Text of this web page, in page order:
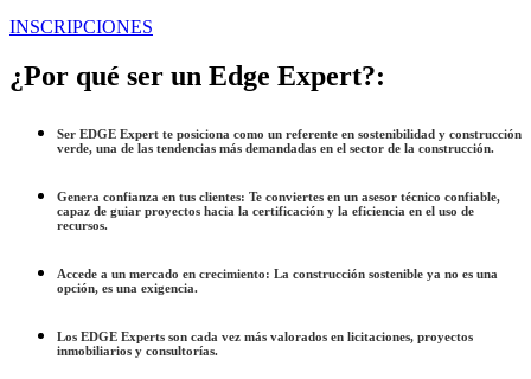
INSCRIPCIONES
¿Por qué ser un Edge Expert?:
Ser EDGE Expert te posiciona como un referente en sostenibilidad y construcción
verde, una de las tendencias más demandadas en el sector de la construcción.
Genera confianza en tus clientes: Te conviertes en un asesor técnico confiable,
capaz de guiar proyectos hacia la certificación y la eficiencia en el uso de
recursos.
Accede a un mercado en crecimiento: La construcción sostenible ya no es una
opción, es una exigencia.
Los EDGE Experts son cada vez más valorados en licitaciones, proyectos
inmobiliarios y consultorías.